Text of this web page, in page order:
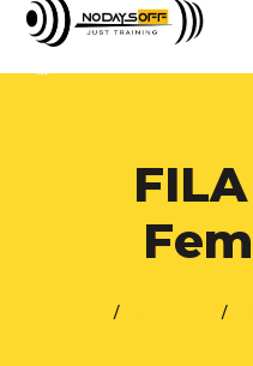
/ /